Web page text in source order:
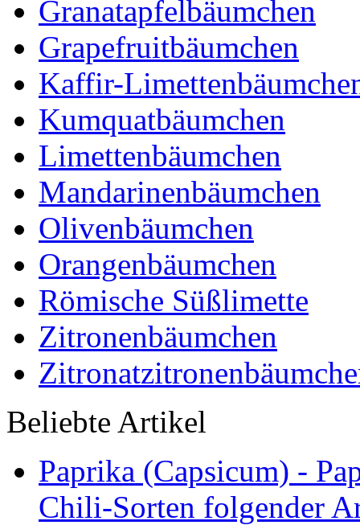
Granatapfelbäumchen
Grapefruitbäumchen
Kaffir-
Kumquatbäumchen
Limettenbäumchen
Mandarinenbäumchen
Olivenbäumchen
Orangenbäumchen
Römische Süßlimette
Zitronenbäumchen
Beliebte Artikel
Paprika (Capsicum) -
Chili-Sorten folgender